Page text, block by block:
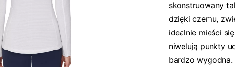
skonstruowany
dzięki czemu,
idealnie mieści
niwelują punkty
bardzo